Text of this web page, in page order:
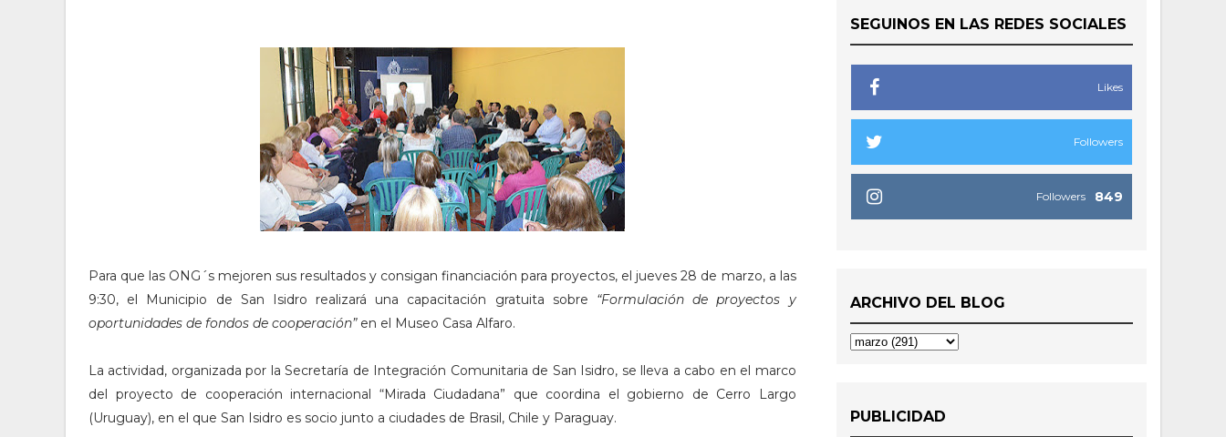
Para que las ONG´s mejoren sus resultados y consigan financiación para proyectos, el jueves 28 de marzo, a las
9:30, el Municipio de San Isidro realizará una capacitación gratuita sobre “Formulación de proyectos y
oportunidades de fondos de cooperación”en el Museo Casa Alfaro.
La actividad, organizada por la Secretaría de Integración Comunitaria de San Isidro, se lleva a cabo en el marco
del proyecto de cooperación internacional “Mirada Ciudadana” que coordina el gobierno de Cerro Largo
(Uruguay), en el que San Isidro es socio junto a ciudades de Brasil, Chile y Paraguay.
SEGUINOS EN LAS REDES SOCIALES
Likes
Followers
849
Followers
ARCHIVO DEL BLOG
PUBLICIDAD